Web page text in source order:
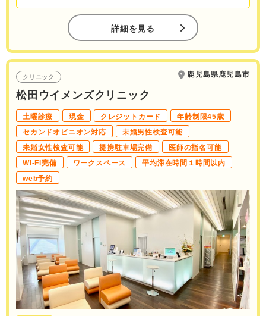
詳細を見る
クリニック 鹿児島県鹿児島市
松田ウイメンズクリニック
土曜診療 現金 クレジットカード
年齢制限45歳
セカンドオピニオン対応
未婚男性検査可能
未婚女性検査可能
提携駐車場完備
医師の指名可能
Wi-Fi完備
ワークスペース
平均滞在時間１時間以内
web予約